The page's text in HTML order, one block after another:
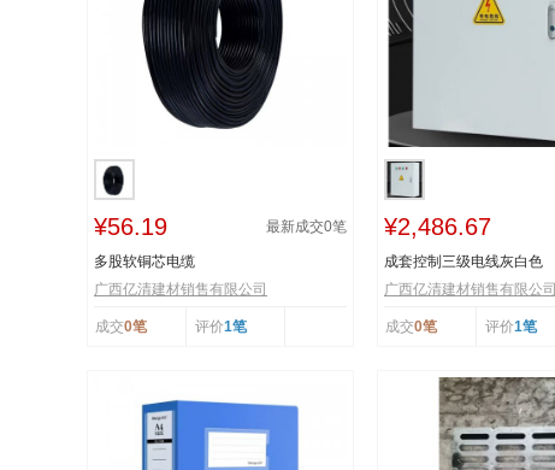
¥56.19 最新成交0笔
多股软铜芯电缆
广西亿清建材销售有限公司
成交0笔 评价1笔
¥2,486.67
成套控制三级电线灰白色
广西亿清建材销售有限公司
成交0笔 评价1笔